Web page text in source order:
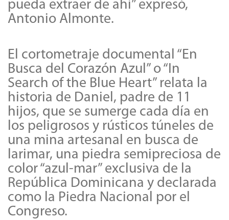
pueda extraer de ahí” expresó,
Antonio Almonte.
El cortometraje documental “En
Busca del Corazón Azul” o “In
Search of the Blue Heart” relata la
historia de Daniel, padre de 11
hijos, que se sumerge cada día en
los peligrosos y rústicos túneles de
una mina artesanal en busca de
larimar, una piedra semipreciosa de
color “azul-mar” exclusiva de la
República Dominicana y declarada
como la Piedra Nacional por el
Congreso.